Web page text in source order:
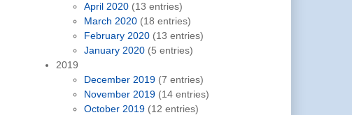
April 2020 (13 entries)
March 2020 (18 entries)
February 2020 (13 entries)
January 2020 (5 entries)
2019
December 2019 (7 entries)
November 2019 (14 entries)
October 2019 (12 entries)